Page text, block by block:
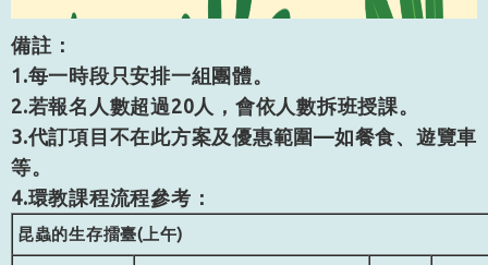
備註：
1.每一時段只安排一組團體。
2.若報名人數超過20人，會依人數拆班授課。
3.代訂項目不在此方案及優惠範圍—如餐食、遊覽車
等。
4.環教課程流程參考：
昆蟲的生存擂臺(上午)